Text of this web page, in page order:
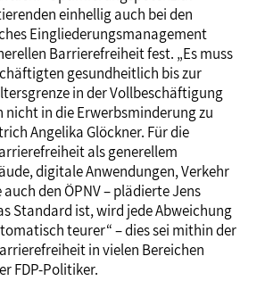
einhellig auch bei den
Eingliederungsmanagement
Barrierefreiheit fest. „Es muss
gesundheitlich bis zur
in der Vollbeschäftigung
nicht in die Erwerbsminderung zu
Angelika Glöckner. Für die
als generellem
digitale Anwendungen, Verkehr
den ÖPNV – plädierte Jens
Standard ist, wird jede Abweichung
teurer“ – dies sei mithin der
in vielen Bereichen
FDP-Politiker.